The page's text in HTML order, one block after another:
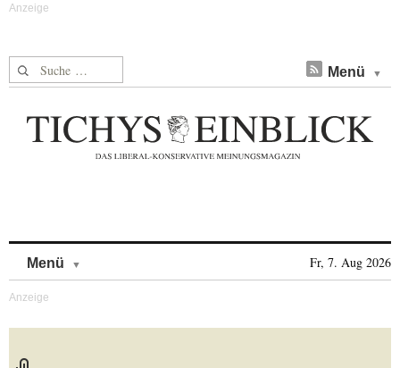
Suche nach: Menü
Menü Fr, 7. Aug 2026